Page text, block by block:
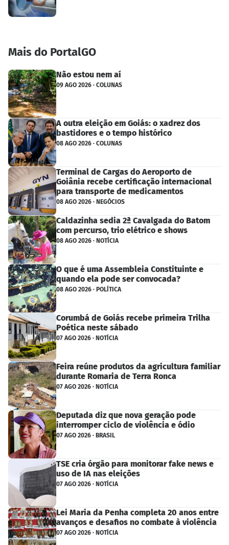
Mais do PortalGO
Não estou nem aí
09 AGO 2026 · COLUNAS
A outra eleição em Goiás: o xadrez dos
bastidores e o tempo histórico
08 AGO 2026 · COLUNAS
Terminal de Cargas do Aeroporto de
Goiânia recebe certificação internacional
para transporte de medicamentos
08 AGO 2026 · NEGÓCIOS
Caldazinha sedia 2ª Cavalgada do Batom
com percurso, trio elétrico e shows
08 AGO 2026 · NOTÍCIA
O que é uma Assembleia Constituinte e
quando ela pode ser convocada?
08 AGO 2026 · POLÍTICA
Corumbá de Goiás recebe primeira Trilha
Poética neste sábado
07 AGO 2026 · NOTÍCIA
Feira reúne produtos da agricultura familiar
durante Romaria de Terra Ronca
07 AGO 2026 · NOTÍCIA
Deputada diz que nova geração pode
interromper ciclo de violência e ódio
07 AGO 2026 · BRASIL
TSE cria órgão para monitorar fake news e
uso de IA nas eleições
07 AGO 2026 · NOTÍCIA
Lei Maria da Penha completa 20 anos entre
avanços e desafios no combate à violência
07 AGO 2026 · NOTÍCIA